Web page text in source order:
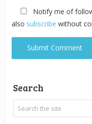
Notify me of
also subscribe without
Search